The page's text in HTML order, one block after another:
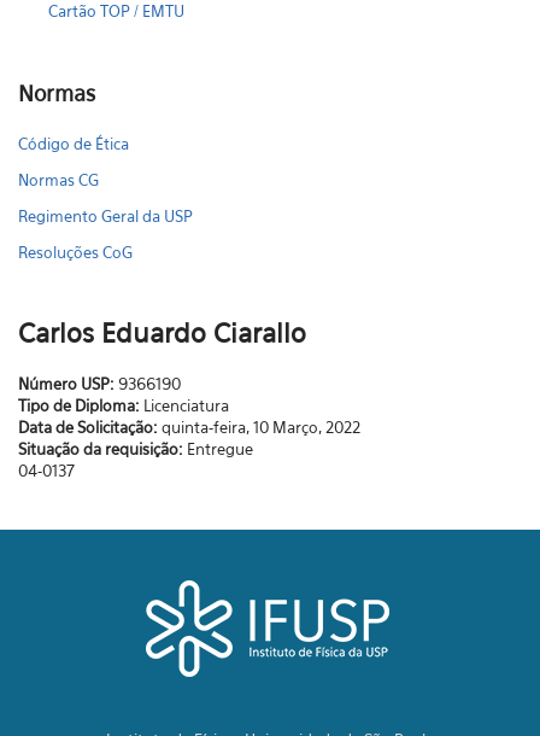
Cartão TOP / EMTU
Normas
Código de Ética
Normas CG
Regimento Geral da USP
Resoluções CoG
Carlos Eduardo Ciarallo
Número USP: 9366190
Tipo de Diploma: Licenciatura
Data de Solicitação: quinta-feira, 10 Março, 2022
Situação da requisição: Entregue
04-0137